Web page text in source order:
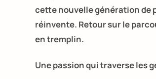
cette nouvelle génération de
réinvente. Retour sur le
en tremplin.
Une passion qui traverse les